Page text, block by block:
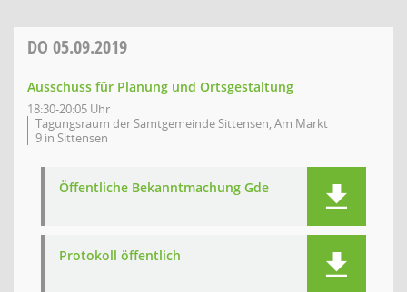
DO 05.09.2019
Ausschuss für Planung und Ortsgestaltung
18:30-20:05 Uhr
Tagungsraum der Samtgemeinde Sittensen, Am Markt
9 in Sittensen
Öffentliche Bekanntmachung Gde
Protokoll öffentlich